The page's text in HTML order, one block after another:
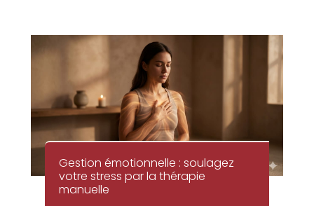
Gestion émotionnelle : soulagez
votre stress par la thérapie
manuelle